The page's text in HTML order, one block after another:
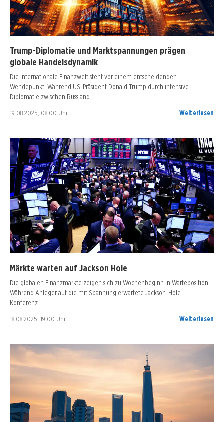
Trump-Diplomatie und Marktspannungen prägen
globale Handelsdynamik
Die internationale Finanzwelt steht vor einem entscheidenden
Wendepunkt. Während US-Präsident Donald Trump durch intensive
Diplomatie zwischen Russland…
19.08.2025, 08:00 Uhr Weiterlesen
Märkte warten auf Jackson Hole
Die globalen Finanzmärkte zeigen sich zu Wochenbeginn in Warteposition.
Während Anleger auf die mit Spannung erwartete Jackson-Hole-
Konferenz…
18.08.2025, 19:00 Uhr Weiterlesen